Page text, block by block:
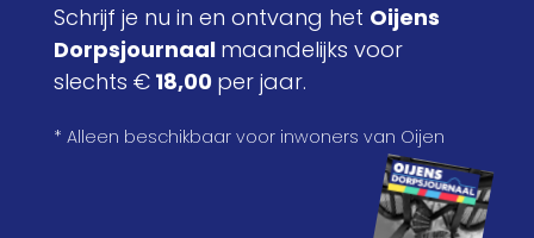
Schrijf je nu in en ontvang het Oijens
Dorpsjournaal maandelijks voor
slechts €18,00 per jaar.
* Alleen beschikbaar voor inwoners van Oijen